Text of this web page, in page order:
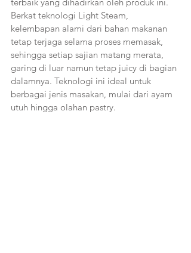
Berkat teknologi Light Steam,
kelembapan alami dari bahan makanan
tetap terjaga selama proses memasak,
sehingga setiap sajian matang merata,
garing di luar namun tetap juicy di bagian
dalamnya. Teknologi ini ideal untuk
berbagai jenis masakan, mulai dari ayam
utuh hingga olahan pastry.